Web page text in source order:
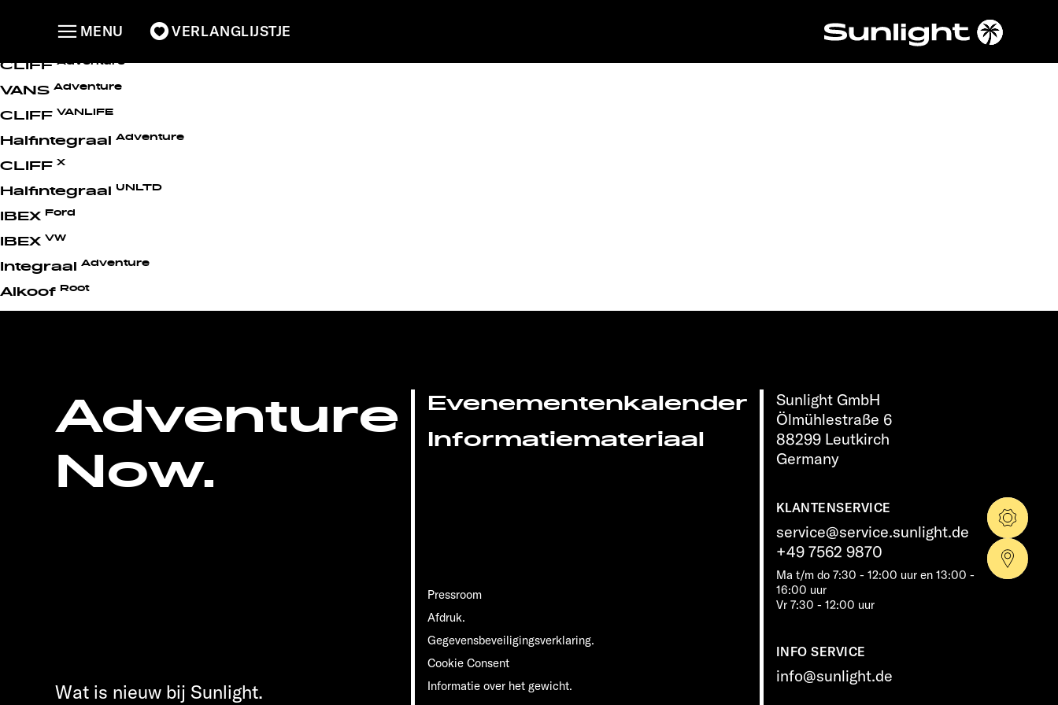
VERLANGLIJSTJE
MENU
Dealer
Root
CLIFFAdventure
VANS Adventure
CLIFF VANLIFE
Halfintegraal Adventure
CLIFF X
Halfintegraal UNLTD
IBEX Ford
IBEX VW
Integraal Adventure
Alkoof Root
Adventure
Now.
Sunlight GmbH
Ölmühlestraße 6
88299 Leutkirch
Germany
KLANTENSERVICE
service@service.sunlight.de
+49 7562 9870
Ma t/m do 7:30 - 12:00 uur en 13:00 -
16:00 uur
Vr 7:30 - 12:00 uur
INFO SERVICE
info@sunlight.de
Evenementenkalender
Informatiemateriaal
Pressroom
Afdruk.
Gegevensbeveiligingsverklaring.
Cookie Consent
Informatie over het gewicht.
Wat is nieuw bij Sunlight.